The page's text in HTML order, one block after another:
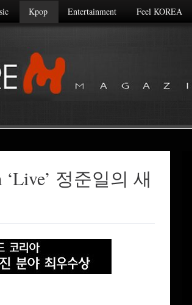
Kpop Entertainment Feel KOREA
‘Live’ 정준일의 새